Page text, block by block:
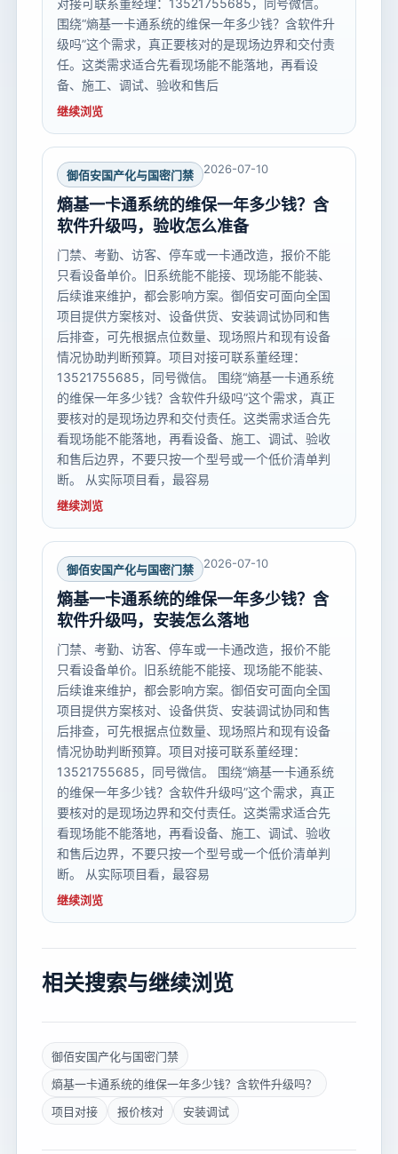
对接可联系董经理：13521755685，同号微信。
围绕“熵基一卡通系统的维保一年多少钱？含软件升
级吗”这个需求，真正要核对的是现场边界和交付责
任。这类需求适合先看现场能不能落地，再看设
备、施工、调试、验收和售后
继续浏览
御佰安国产化与国密门禁 2026-07-10
熵基一卡通系统的维保一年多少钱？含
软件升级吗，验收怎么准备
门禁、考勤、访客、停车或一卡通改造，报价不能
只看设备单价。旧系统能不能接、现场能不能装、
后续谁来维护，都会影响方案。御佰安可面向全国
项目提供方案核对、设备供货、安装调试协同和售
后排查，可先根据点位数量、现场照片和现有设备
情况协助判断预算。项目对接可联系董经理：
13521755685，同号微信。 围绕“熵基一卡通系统
的维保一年多少钱？含软件升级吗”这个需求，真正
要核对的是现场边界和交付责任。这类需求适合先
看现场能不能落地，再看设备、施工、调试、验收
和售后边界，不要只按一个型号或一个低价清单判
断。 从实际项目看，最容易
继续浏览
御佰安国产化与国密门禁 2026-07-10
熵基一卡通系统的维保一年多少钱？含
软件升级吗，安装怎么落地
门禁、考勤、访客、停车或一卡通改造，报价不能
只看设备单价。旧系统能不能接、现场能不能装、
后续谁来维护，都会影响方案。御佰安可面向全国
项目提供方案核对、设备供货、安装调试协同和售
后排查，可先根据点位数量、现场照片和现有设备
情况协助判断预算。项目对接可联系董经理：
13521755685，同号微信。 围绕“熵基一卡通系统
的维保一年多少钱？含软件升级吗”这个需求，真正
要核对的是现场边界和交付责任。这类需求适合先
看现场能不能落地，再看设备、施工、调试、验收
和售后边界，不要只按一个型号或一个低价清单判
断。 从实际项目看，最容易
继续浏览
相关搜索与继续浏览
御佰安国产化与国密门禁
熵基一卡通系统的维保一年多少钱？含软件升级吗？
项目对接
报价核对 安装调试